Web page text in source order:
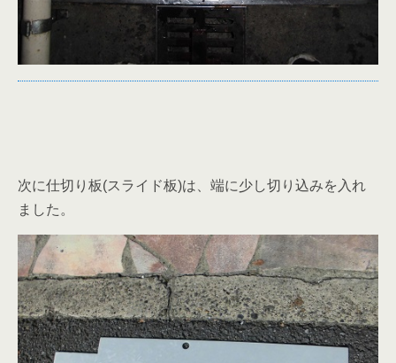
次に仕切り板(スライド板)は、端に少し切り込みを入れ
ました。